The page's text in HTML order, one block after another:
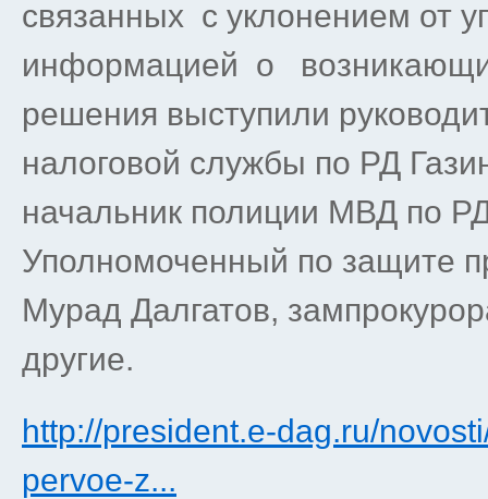
связанных с уклонением от
информацией о
решения выступили
налоговой службы по РД
начальник полиции МВД по
Уполномоченный по защите
Мурад Далгатов,
другие.
http://president.e-dag.ru/
pervoe-z...